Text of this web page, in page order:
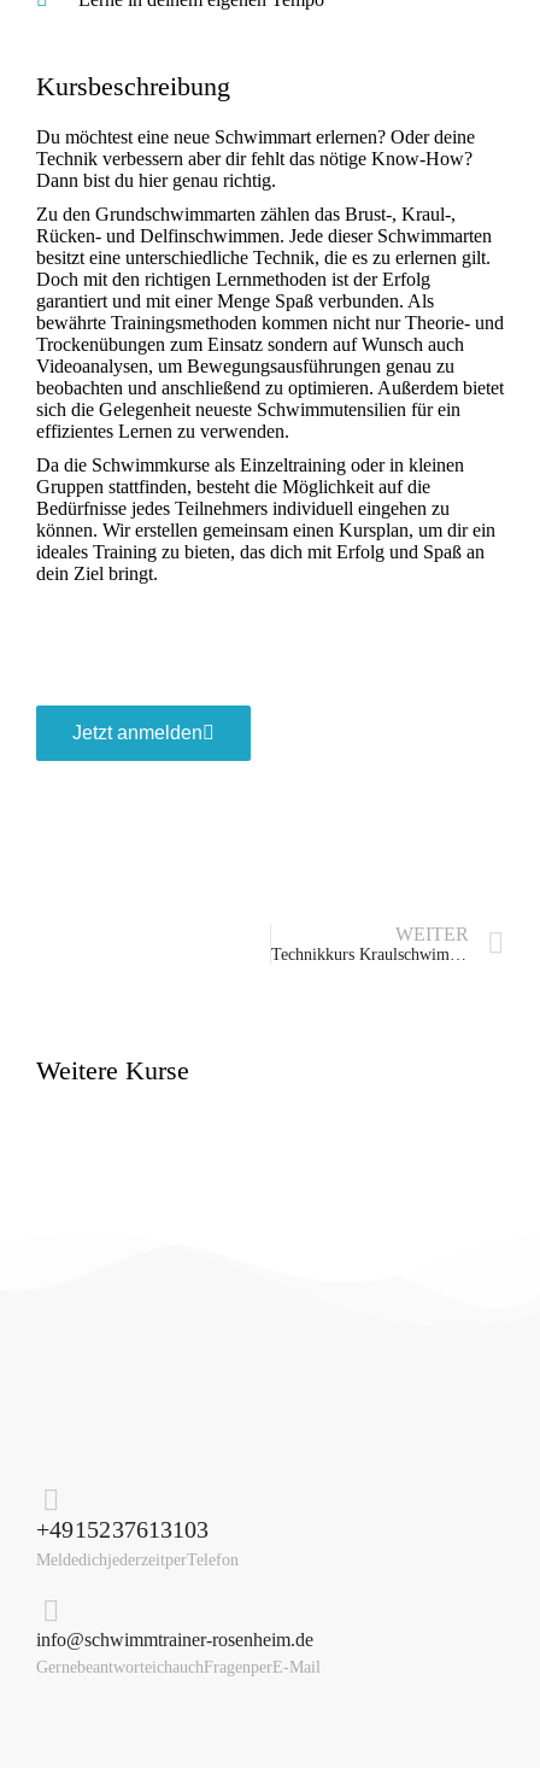
Kursbeschreibung
Du möchtest eine neue Schwimmart erlernen? Oder deine
Technik verbessern aber dir fehlt das nötige Know-How?
Dann bist du hier genau richtig.
Zu den Grundschwimmarten zählen das Brust-, Kraul-,
Rücken- und Delfinschwimmen. Jede dieser Schwimmarten
besitzt eine unterschiedliche Technik, die es zu erlernen gilt.
Doch mit den richtigen Lernmethoden ist der Erfolg
garantiert und mit einer Menge Spaß verbunden. Als
bewährte Trainingsmethoden kommen nicht nur Theorie- und
Trockenübungen zum Einsatz sondern auf Wunsch auch
Videoanalysen, um Bewegungsausführungen genau zu
beobachten und anschließend zu optimieren. Außerdem bietet
sich die Gelegenheit neueste Schwimmutensilien für ein
effizientes Lernen zu verwenden.
Da die Schwimmkurse als Einzeltraining oder in kleinen
Gruppen stattfinden, besteht die Möglichkeit auf die
Bedürfnisse jedes Teilnehmers individuell eingehen zu
können. Wir erstellen gemeinsam einen Kursplan, um dir ein
ideales Training zu bieten, das dich mit Erfolg und Spaß an
dein Ziel bringt.
Jetzt anmelden
WEITER
Technikkurs Kraulschwimmen
Weitere Kurse
+49 152 37613103
Melde dich jederzeit per Telefon
info@schwimmtrainer-rosenheim.de
Gerne beantworte ich auch Fragen per E-Mail